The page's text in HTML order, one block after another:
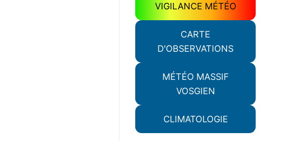
VIGILANCE MÉTÉO
CARTE
D'OBSERVATIONS
MÉTÉO MASSIF
VOSGIEN
CLIMATOLOGIE